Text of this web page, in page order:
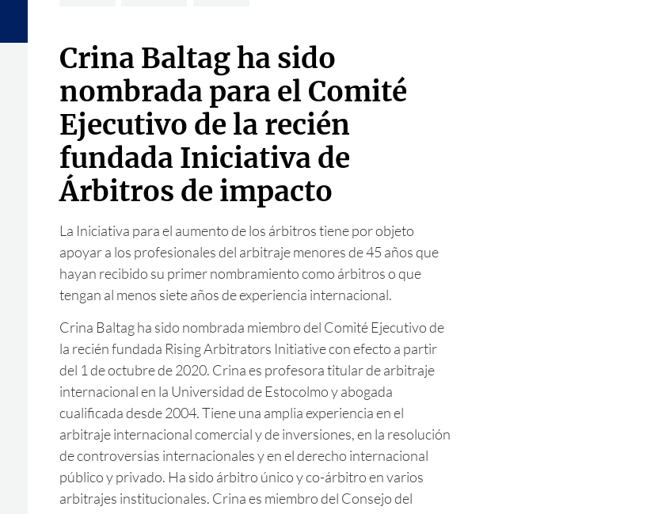
Crina Baltag ha sido
nombrada para el Comité
Ejecutivo de la recién
fundada Iniciativa de
Árbitros de impacto
La Iniciativa para el aumento de los árbitros tiene por objeto
apoyar a los profesionales del arbitraje menores de 45 años que
hayan recibido su primer nombramiento como árbitros o que
tengan al menos siete años de experiencia internacional.
Crina Baltag ha sido nombrada miembro del Comité Ejecutivo de
la recién fundada Rising Arbitrators Initiative con efecto a partir
del 1 de octubre de 2020. Crina es profesora titular de arbitraje
internacional en la Universidad de Estocolmo y abogada
cualificada desde 2004. Tiene una amplia experiencia en el
arbitraje internacional comercial y de inversiones, en la resolución
de controversias internacionales y en el derecho internacional
público y privado. Ha sido árbitro único y co-árbitro en varios
arbitrajes institucionales. Crina es miembro del Consejo del